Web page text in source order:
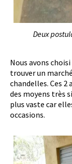
Deux
Nous avons
trouver un
chandelles. Ces
des moyens très
plus vaste car
occasions.